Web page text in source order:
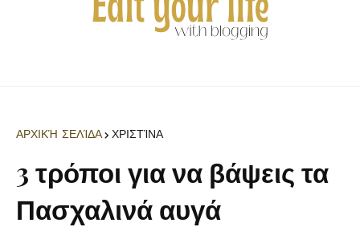
ΑΡΧΙΚΉ ΣΕΛΊΔΑ ΧΡΙΣΤΊΝΑ
3 τρόποι για να βάψεις τα
Πασχαλινά αυγά